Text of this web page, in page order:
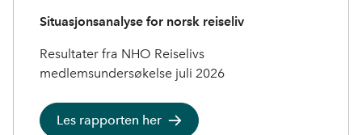
Situasjonsanalyse for norsk reiseliv
Resultater fra NHO Reiselivs
medlemsundersøkelse juli 2026
Les rapporten her